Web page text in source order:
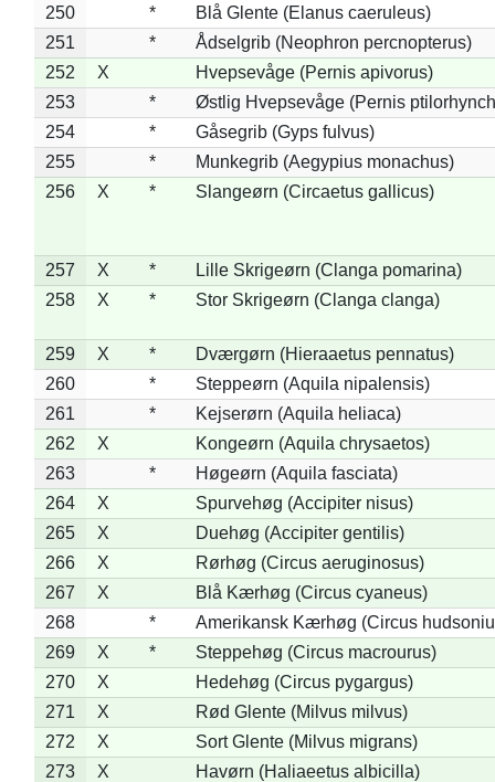
250
*
Blå Glente (Elanus caeruleus)
251
*
Ådselgrib (Neophron percnopterus)
252
X
Hvepsevåge (Pernis apivorus)
253
*
Østlig Hvepsevåge (Pernis
254
*
Gåsegrib (Gyps fulvus)
255
*
Munkegrib (Aegypius monachus)
256
X * Slangeørn (Circaetus gallicus)
257 X *
Lille Skrigeørn (Clanga pomarina)
258
X * Stor Skrigeørn (Clanga clanga)
259 X *
Dværgørn (Hieraaetus pennatus)
260
*
Steppeørn (Aquila nipalensis)
261
*
Kejserørn (Aquila heliaca)
262
X
Kongeørn (Aquila chrysaetos)
263
*
Høgeørn (Aquila fasciata)
264
X
Spurvehøg (Accipiter nisus)
265
X
Duehøg (Accipiter gentilis)
266
X
Rørhøg (Circus aeruginosus)
267
X
Blå Kærhøg (Circus cyaneus)
268
*
Amerikansk Kærhøg (Circus
269
X *
Steppehøg (Circus macrourus)
270
X
Hedehøg (Circus pygargus)
271
X
Rød Glente (Milvus milvus)
272
X
Sort Glente (Milvus migrans)
273
X
Havørn (Haliaeetus albicilla)